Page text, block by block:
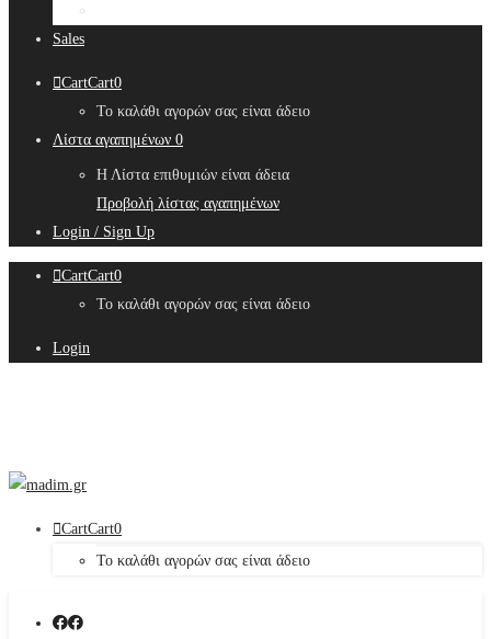
Sales
CartCart0
Το καλάθι αγορών σας είναι άδειο
Λίστα αγαπημένων 0
Η Λίστα επιθυμιών είναι άδεια
Προβολή λίστας αγαπημένων
Login / Sign Up
CartCart0
Το καλάθι αγορών σας είναι άδειο
Login
CartCart0
Το καλάθι αγορών σας είναι άδειο